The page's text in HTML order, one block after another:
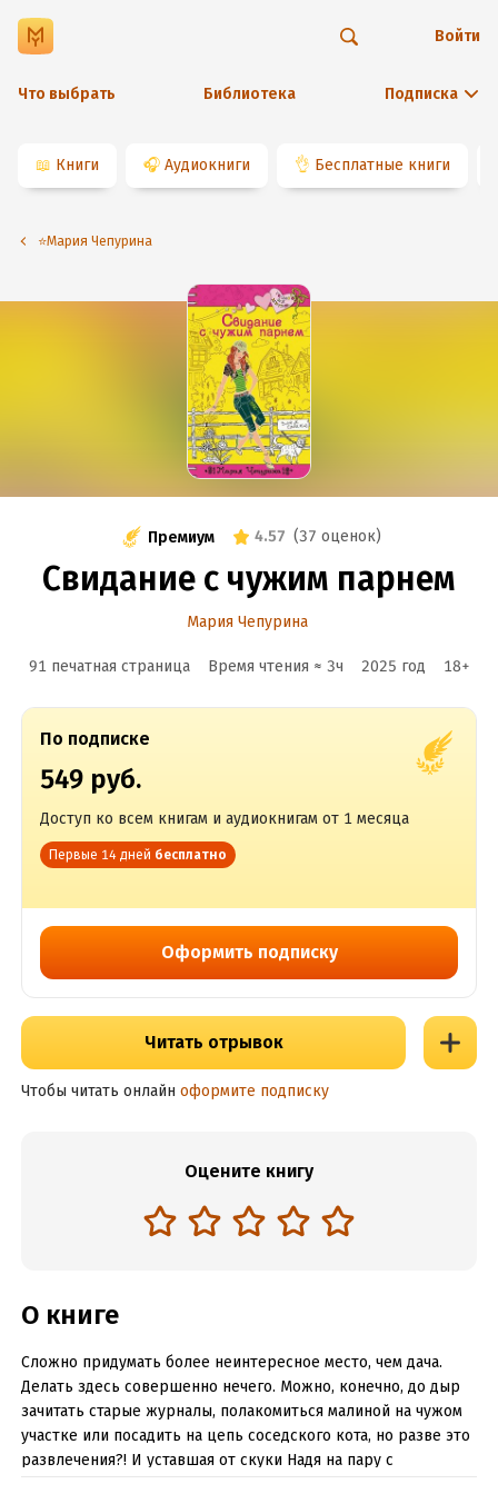
Что выбрать Библиотека Подписка
Войти
📖 Книги 🎧 Аудиокниги 👌 Бесплатные книги
⭐️Мария Чепурина
Премиум 4.57 (37 оценок)
Свидание с чужим парнем
Мария Чепурина
91 печатная страница Время чтения ≈ 3ч 2025 год 18+
По подписке
549 руб.
Доступ ко всем книгам и аудиокнигам от 1 месяца
Первые 14 дней бесплатно
Оформить подписку
Читать отрывок
Чтобы читать онлайн оформите подписку
Оцените книгу
О книге
Сложно придумать более неинтересное место, чем дача.
Делать здесь совершенно нечего. Можно, конечно, до дыр
зачитать старые журналы, полакомиться малиной на чужом
участке или посадить на цепь соседского кота, но разве это
развлечения?! И уставшая от скуки Надя на пару с